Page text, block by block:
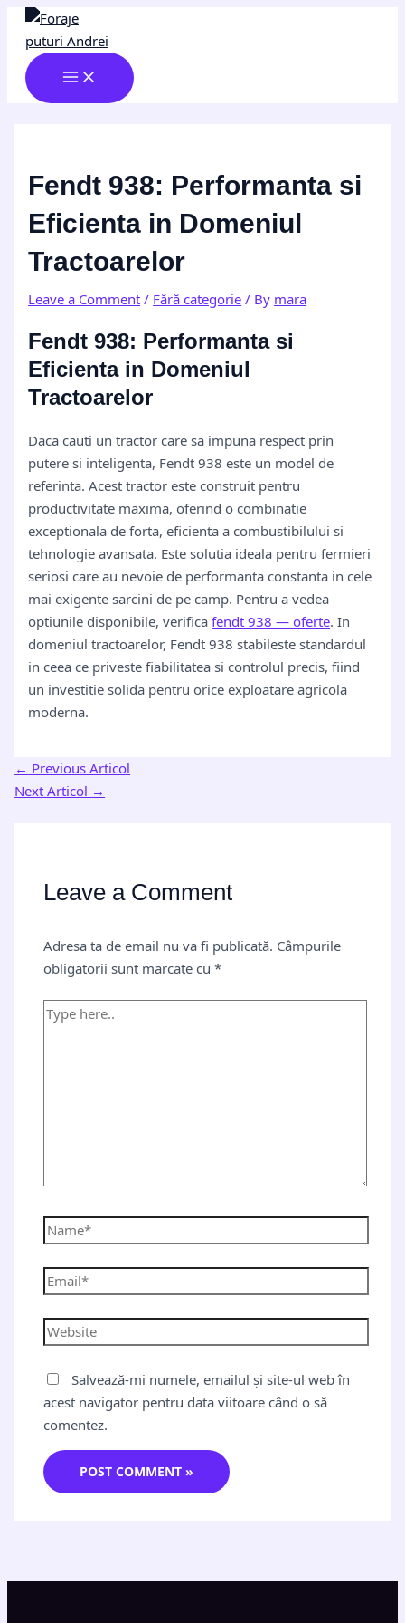
Skip
content
MENU
Fendt 938: Performanta si
Eficienta in Domeniul
Tractoarelor
Leave a Comment / Fără categorie / By mara
Fendt 938: Performanta si
Eficienta in Domeniul
Tractoarelor
Daca cauti un tractor care sa impuna respect prin
putere si inteligenta, Fendt 938 este un model de
referinta. Acest tractor este construit pentru
productivitate maxima, oferind o combinatie
exceptionala de forta, eficienta a combustibilului si
tehnologie avansata. Este solutia ideala pentru fermieri
seriosi care au nevoie de performanta constanta in cele
mai exigente sarcini de pe camp. Pentru a vedea
optiunile disponibile, verificafendt 938 — oferte. In
domeniul tractoarelor, Fendt 938 stabileste standardul
in ceea ce priveste fiabilitatea si controlul precis, fiind
un investitie solida pentru orice exploatare agricola
moderna.
Post
navigation
← Previous Articol
Next Articol →
Leave a Comment
Adresa ta de email nu va fi publicată. Câmpurile
obligatorii sunt marcate cu*
Type
here..
Name*
Email*
Website
Salvează-mi numele, emailul și site-ul web în
acest navigator pentru data viitoare când o să
comentez.